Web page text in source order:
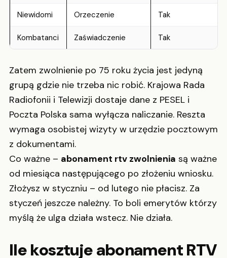
Niewidomi Orzeczenie Tak
Kombatanci Zaświadczenie Tak
Zatem zwolnienie po 75 roku życia jest jedyną
grupą gdzie nie trzeba nic robić. Krajowa Rada
Radiofonii i Telewizji dostaje dane z PESEL i
Poczta Polska sama wyłącza naliczanie. Reszta
wymaga osobistej wizyty w urzędzie pocztowym
z dokumentami.
Co ważne – abonament rtv zwolnienia są ważne
od miesiąca następującego po złożeniu wniosku.
Złożysz w styczniu – od lutego nie płacisz. Za
styczeń jeszcze należny. To boli emerytów którzy
myślą że ulga działa wstecz. Nie działa.
Ile kosztuje abonament RTV